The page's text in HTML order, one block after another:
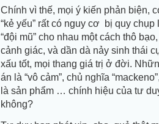
Chính vì thế, mọi ý kiến phản biện,
“kẻ yếu” rất có nguy cơ bị quy
“đội mũ” cho nhau một cách thô
cảnh giác, và dần dà nảy sinh thái
xấu tốt, mọi thang giá trị ở đời.
án là “vô cảm”, chủ nghĩa
là sản phẩm … chính hiệu của tư
không?